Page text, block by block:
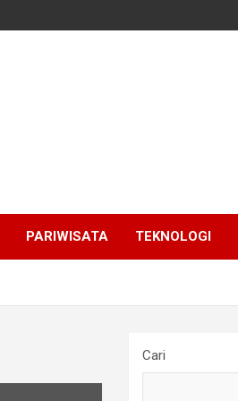
PARIWISATA TEKNOLOGI
Cari